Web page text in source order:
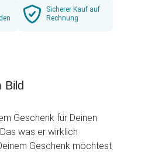
Sicherer Kauf auf
Rechnung
Bild
Geschenk für Deinen
was er wirklich
Geschenk möchtest